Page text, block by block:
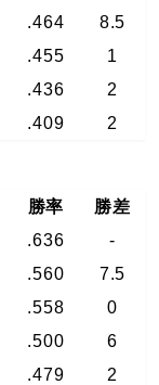
.464
8.5
.455
1
.436
2
.409 2
勝率
勝差
.636
-
.560
7.5
.558
0
.500
6
.479
2